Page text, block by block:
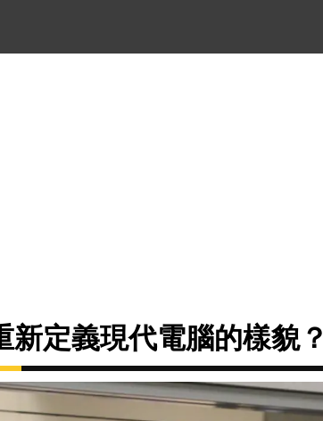
新定義現代電腦的樣貌？